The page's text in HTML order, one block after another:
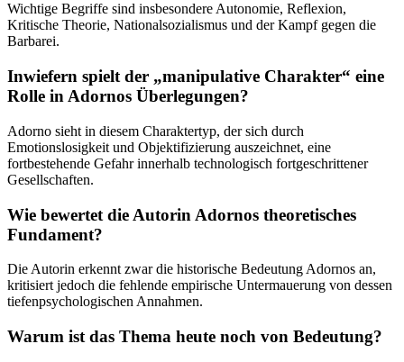
Wichtige Begriffe sind insbesondere Autonomie, Reflexion,
Kritische Theorie, Nationalsozialismus und der Kampf gegen die
Barbarei.
Inwiefern spielt der „manipulative Charakter“ eine
Rolle in Adornos Überlegungen?
Adorno sieht in diesem Charaktertyp, der sich durch
Emotionslosigkeit und Objektifizierung auszeichnet, eine
fortbestehende Gefahr innerhalb technologisch fortgeschrittener
Gesellschaften.
Wie bewertet die Autorin Adornos theoretisches
Fundament?
Die Autorin erkennt zwar die historische Bedeutung Adornos an,
kritisiert jedoch die fehlende empirische Untermauerung von dessen
tiefenpsychologischen Annahmen.
Warum ist das Thema heute noch von Bedeutung?